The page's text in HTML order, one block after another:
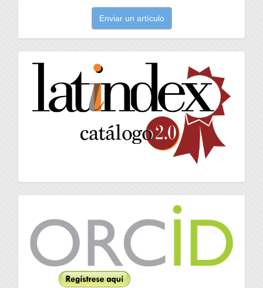
artículo
Enviar un artículo
latindex